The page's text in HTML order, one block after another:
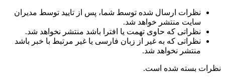
نظرات ارسال شده توسط شما، پس از تایید توسط مدیران
سایت منتشر خواهد شد.
نظراتی که حاوی تهمت یا افترا باشد منتشر نخواهد شد.
نظراتی که به غیر از زبان فارسی یا غیر مرتبط با خبر باشد
منتشر نخواهد شد.
نظرات بسته شده است.